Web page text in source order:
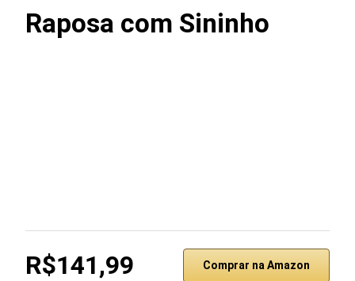
Raposa com Sininho
R$141,99 Comprar na Amazon